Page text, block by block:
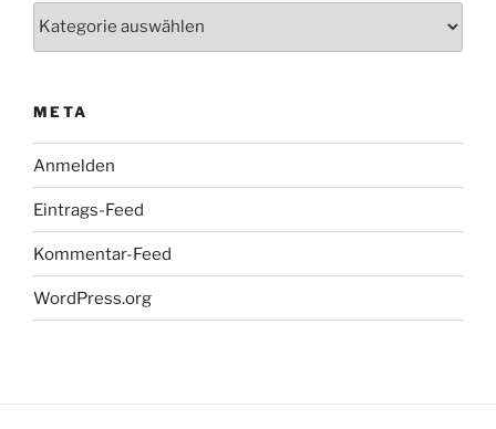
META
Anmelden
Eintrags-Feed
Kommentar-Feed
WordPress.org